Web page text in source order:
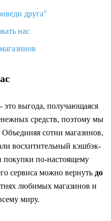
друга"
нас
выгода, получающаяся
средств, поэтому мы
сотни магазинов,
восхитительный кэшбэк-
покупки по-настоящему
сервиса можно вернуть до
любимых магазинов и
миру.